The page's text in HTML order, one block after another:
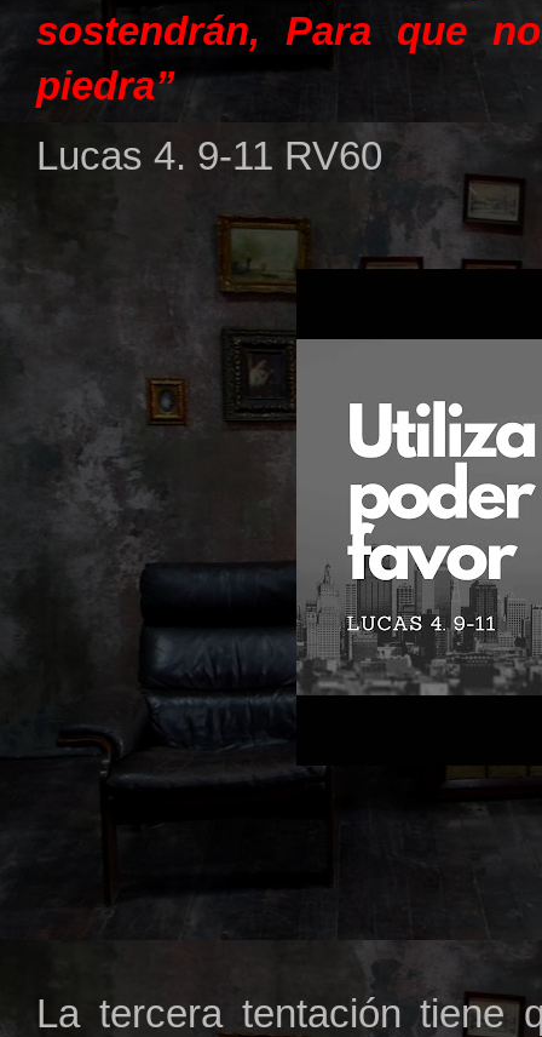
sostendrán, Para que
piedra”
Lucas 4. 9-11 RV60
La tercera tentación tiene